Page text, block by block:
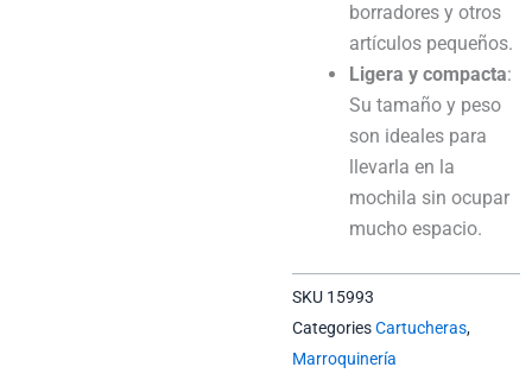
borradores y otros
artículos pequeños.
Ligera y compacta:
Su tamaño y peso
son ideales para
llevarla en la
mochila sin ocupar
mucho espacio.
SKU 15993
CategoriesCartucheras,
Marroquinería